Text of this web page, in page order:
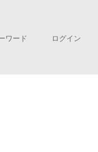
ワード ログイン